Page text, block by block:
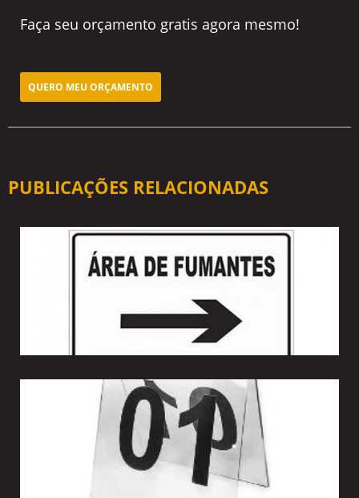
Faça seu orçamento gratis agora mesmo!
QUERO MEU ORÇAMENTO
PUBLICAÇÕES RELACIONADAS